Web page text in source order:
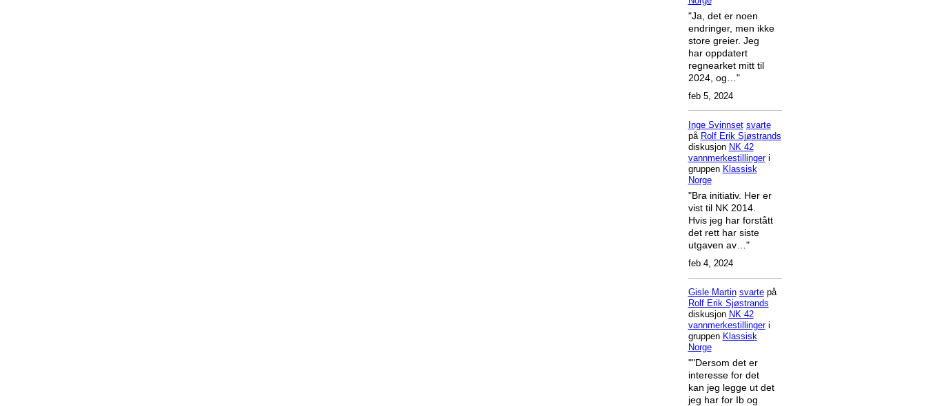
"Ja, det er noen
endringer, men ikke
store greier. Jeg
har oppdatert
regnearket mitt til
2024, og…"
feb 5, 2024
Inge Svinnset svarte
på Rolf Erik Sjøstrands
diskusjon NK 42
vannmerkestillingeri
gruppen Klassisk
Norge
"Bra initiativ. Her er
vist til NK 2014.
Hvis jeg har forstått
det rett har siste
utgaven av…"
feb 4, 2024
Gisle Martin svartepå
Rolf Erik Sjøstrands
diskusjon NK 42
vannmerkestillingeri
gruppen Klassisk
Norge
""Dersom det er
interesse for det
kan jeg legge ut det
jeg har for Ib og